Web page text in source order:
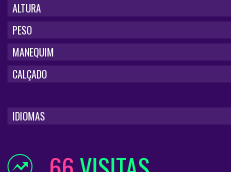
ALTURA
PESO
MANEQUIM
CALÇADO
IDIOMAS